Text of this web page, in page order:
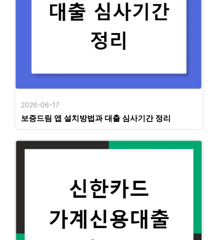
2026-06-17
보증드림 앱 설치방법과 대출 심사기간 정리